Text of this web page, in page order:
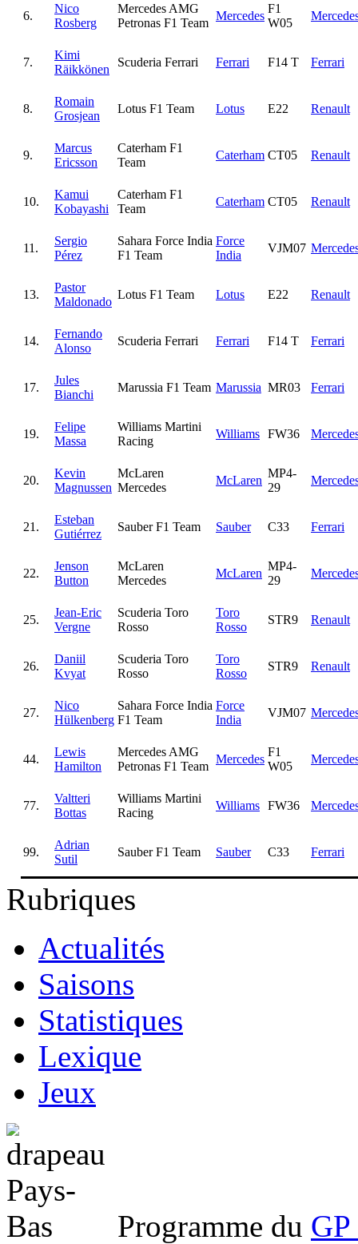
6.
Nico
Rosberg
Mercedes AMG
Petronas F1 Team
Mercedes
F1
W05
7.
Kimi
Räikkönen
Scuderia Ferrari Ferrari F14 T Ferrari
8.
Romain
Grosjean
Lotus F1 Team Lotus E22 Renault
9.
Marcus
Ericsson
Caterham F1
Team
Caterham CT05 Renault
10.
Kamui
Kobayashi
Caterham F1
Team
Caterham CT05 Renault
11.
Sergio
Pérez
Sahara Force India
F1 Team
Force
India
VJM07
13.
Pastor
Maldonado
Lotus F1 Team Lotus E22 Renault
14.
Fernando
Alonso
Scuderia Ferrari Ferrari F14 T Ferrari
17.
Jules
Bianchi
Marussia F1 Team Marussia MR03 Ferrari
19.
Felipe
Massa
Williams Martini
Racing
Williams FW36
20.
Kevin
Magnussen
McLaren
Mercedes
McLaren
MP4-
29
21.
Esteban
Gutiérrez
Sauber F1 Team Sauber C33 Ferrari
22.
Jenson
Button
McLaren
Mercedes
McLaren
MP4-
29
25.
Jean-Eric
Vergne
Scuderia Toro
Rosso
Toro
Rosso
STR9 Renault
26.
Daniil
Kvyat
Scuderia Toro
Rosso
Toro
Rosso
STR9 Renault
27.
Nico
Hülkenberg
Sahara Force India
F1 Team
Force
India
VJM07
44.
Lewis
Hamilton
Mercedes AMG
Petronas F1 Team
Mercedes
F1
W05
77.
Valtteri
Bottas
Williams Martini
Racing
Williams FW36
99.
Adrian
Sutil
Sauber F1 Team Sauber C33 Ferrari
Rubriques
Actualités
Saisons
Statistiques
Lexique
Jeux
Programme du